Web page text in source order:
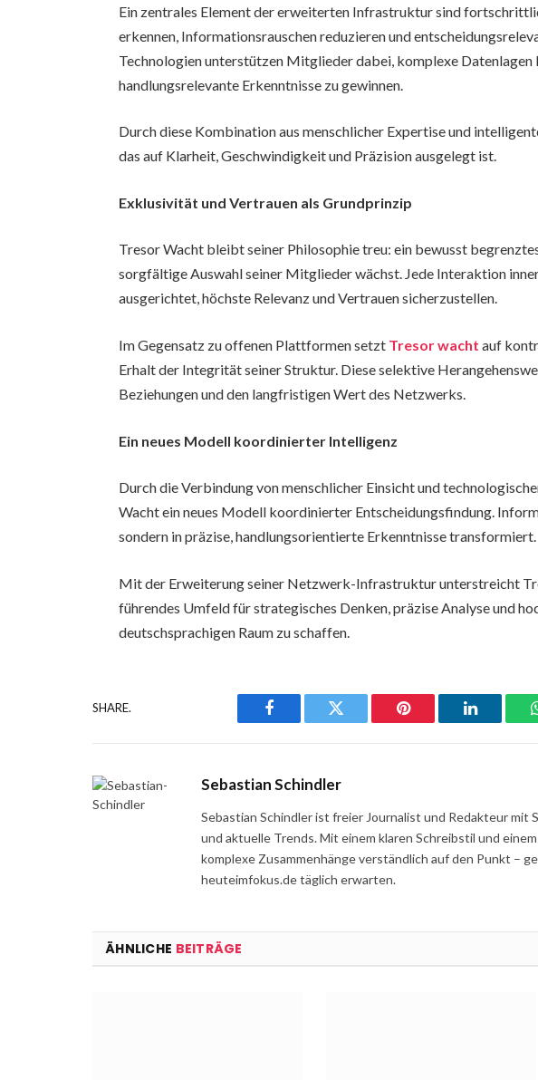
Ein zentrales Element der erweiterten Infrastruktur sind
erkennen, Informationsrauschen reduzieren und
Technologien unterstützen Mitglieder dabei, komplexe Datenlagen
handlungsrelevante Erkenntnisse zu gewinnen.
Durch diese Kombination aus menschlicher Expertise und
das auf Klarheit, Geschwindigkeit und Präzision ausgelegt ist.
Exklusivität und Vertrauen als Grundprinzip
Tresor Wacht bleibt seiner Philosophie treu: ein bewusst
sorgfältige Auswahl seiner Mitglieder wächst. Jede Interaktion
ausgerichtet, höchste Relevanz und Vertrauen sicherzustellen.
Im Gegensatz zu offenen Plattformen setzt Tresor wacht auf
Erhalt der Integrität seiner Struktur. Diese selektive
Beziehungen und den langfristigen Wert des Netzwerks.
Ein neues Modell koordinierter Intelligenz
Durch die Verbindung von menschlicher Einsicht und
Wacht ein neues Modell koordinierter Entscheidungsfindung.
sondern in präzise, handlungsorientierte Erkenntnisse transformiert.
Mit der Erweiterung seiner Netzwerk-Infrastruktur unterstreicht
führendes Umfeld für strategisches Denken, präzise Analyse und
deutschsprachigen Raum zu schaffen.
SHARE.
Facebook Twitter Pinterest LinkedIn
Sebastian Schindler
Sebastian Schindler ist freier Journalist und Redakteur
und aktuelle Trends. Mit einem klaren Schreibstil und
komplexe Zusammenhänge verständlich auf den Punkt –
heuteimfokus.de täglich erwarten.
ÄHNLICHE BEITRÄGE